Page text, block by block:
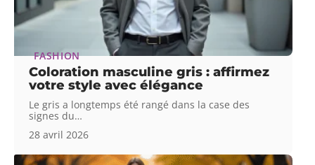
FASHION
Coloration masculine gris : affirmez
votre style avec élégance
Le gris a longtemps été rangé dans la case des
signes du…
28 avril 2026